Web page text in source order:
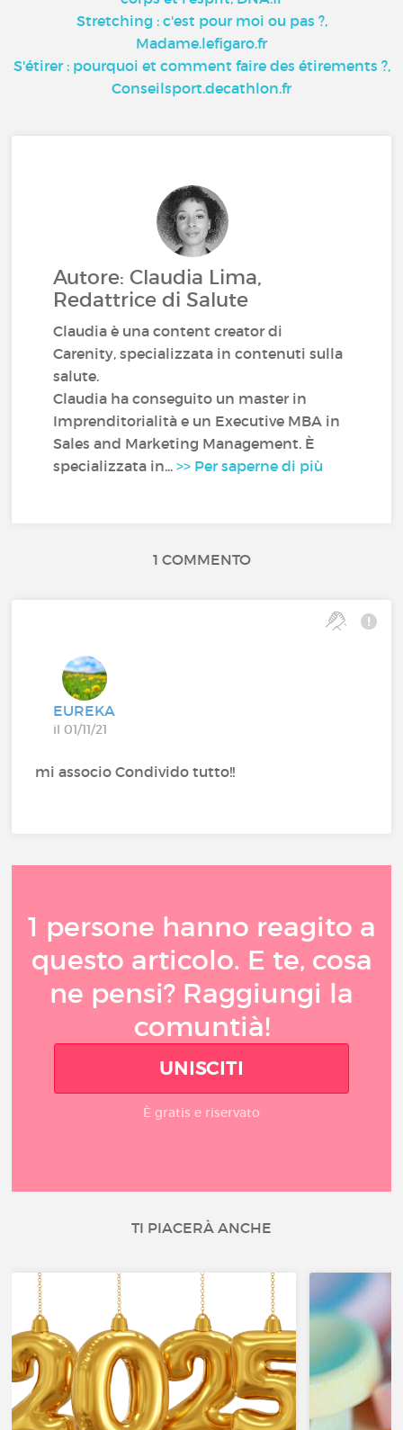
Stretching : c'est pour moi ou pas ?,
Madame.lefigaro.fr
S'étirer : pourquoi et comment faire des étirements ?,
Conseilsport.decathlon.fr
Autore: Claudia Lima,
Redattrice di Salute
Claudia è una content creator di
Carenity, specializzata in contenuti sulla
salute.
Claudia ha conseguito un master in
Imprenditorialità e un Executive MBA in
Sales and Marketing Management. È
specializzata in...>> Per saperne di più
1 COMMENTO
EUREKA
il 01/11/21
mi associo Condivido tutto!!
1 persone hanno reagito a
questo articolo. E te, cosa
ne pensi? Raggiungi la
comuntià!
UNISCITI
È gratis e riservato
TI PIACERÀ ANCHE